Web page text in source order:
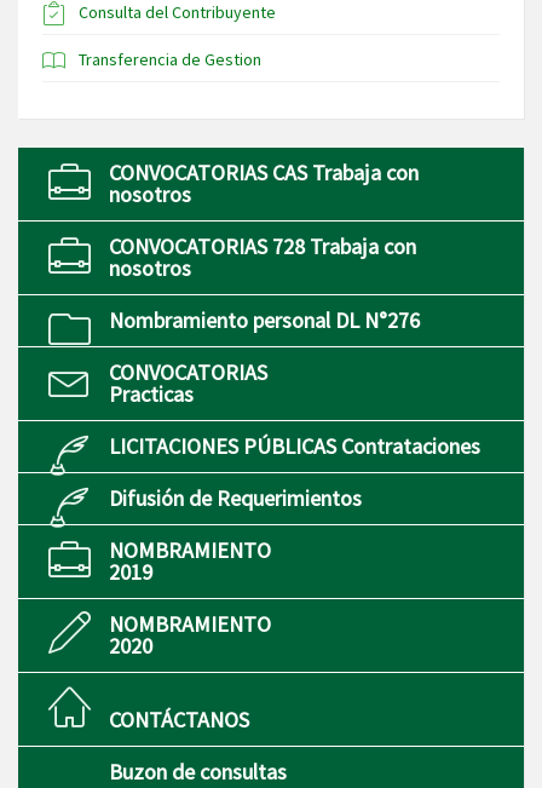
Consulta del Contribuyente
Transferencia de Gestion
CONVOCATORIAS CAS Trabaja con
nosotros
CONVOCATORIAS 728 Trabaja con
nosotros
Nombramiento personal DL N°276
CONVOCATORIAS
Practicas
LICITACIONES PÚBLICAS Contrataciones
Difusión de Requerimientos
NOMBRAMIENTO
2019
NOMBRAMIENTO
2020
CONTÁCTANOS
Buzon de consultas